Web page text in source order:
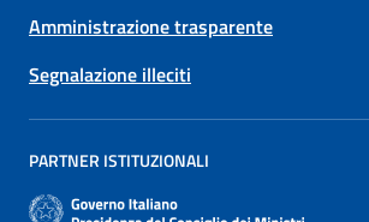
Amministrazione trasparente
Segnalazione illeciti
PARTNER ISTITUZIONALI